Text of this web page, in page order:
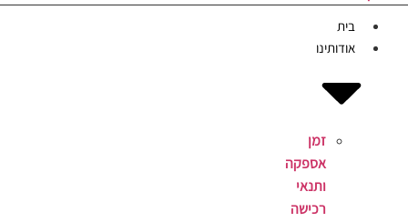
בית
אודותינו
זמן
אספקה
ותנאי
רכישה